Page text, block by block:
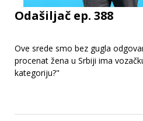
Odašiljač ep. 388
Ove srede smo bez gugla
procenat žena u Srbiji ima
kategoriju?"